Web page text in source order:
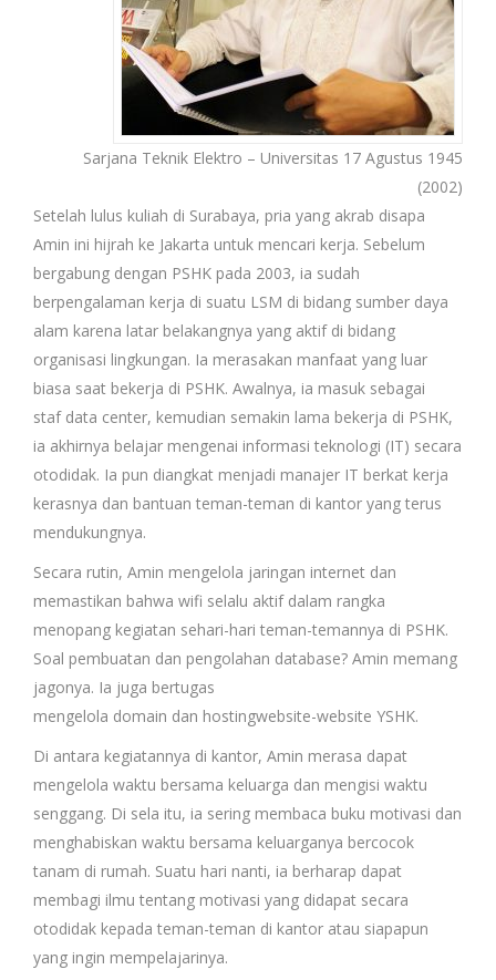
Sarjana Teknik Elektro – Universitas 17 Agustus 1945
(2002)
Setelah lulus kuliah di Surabaya, pria yang akrab disapa
Amin ini hijrah ke Jakarta untuk mencari kerja. Sebelum
bergabung dengan PSHK pada 2003, ia sudah
berpengalaman kerja di suatu LSM di bidang sumber daya
alam karena latar belakangnya yang aktif di bidang
organisasi lingkungan. Ia merasakan manfaat yang luar
biasa saat bekerja di PSHK. Awalnya, ia masuk sebagai
staf data center, kemudian semakin lama bekerja di PSHK,
ia akhirnya belajar mengenai informasi teknologi (IT) secara
otodidak. Ia pun diangkat menjadi manajer IT berkat kerja
kerasnya dan bantuan teman-teman di kantor yang terus
mendukungnya.
Secara rutin, Amin mengelola jaringan internet dan
memastikan bahwa wifi selalu aktif dalam rangka
menopang kegiatan sehari-hari teman-temannya di PSHK.
Soal pembuatan dan pengolahan database? Amin memang
jagonya. Ia juga bertugas
mengelola domain dan hostingwebsite-website YSHK.
Di antara kegiatannya di kantor, Amin merasa dapat
mengelola waktu bersama keluarga dan mengisi waktu
senggang. Di sela itu, ia sering membaca buku motivasi dan
menghabiskan waktu bersama keluarganya bercocok
tanam di rumah. Suatu hari nanti, ia berharap dapat
membagi ilmu tentang motivasi yang didapat secara
otodidak kepada teman-teman di kantor atau siapapun
yang ingin mempelajarinya.